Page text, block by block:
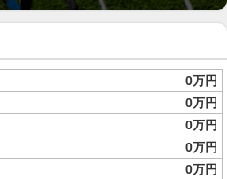
0万円
0万円
0万円
0万円
0万円